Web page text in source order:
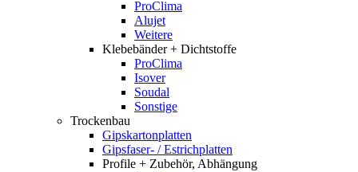
ProClima
Alujet
Weitere
Klebebänder + Dichtstoffe
ProClima
Isover
Soudal
Sonstige
Trockenbau
Gipskartonplatten
Gipsfaser- / Estrichplatten
Profile + Zubehör, Abhängung